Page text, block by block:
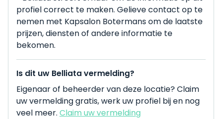
profiel correct te maken. Gelieve contact op te
nemen met Kapsalon Botermans om de laatste
prijzen, diensten of andere informatie te
bekomen.
Is dit uw Belliata vermelding?
Eigenaar of beheerder van deze locatie? Claim
uw vermelding gratis, werk uw profiel bij en nog
veel meer. Claim uw vermelding